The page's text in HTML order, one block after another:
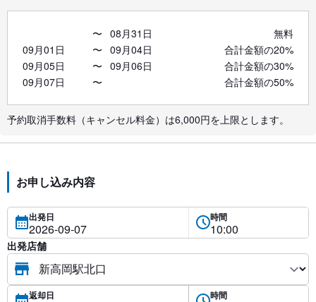
〜 08月31日
無料
09月01日
〜 09月04日
合計金額の20%
09月05日
〜 09月06日
合計金額の30%
09月07日
〜 合計金額の50%
予約取消手数料（キャンセル料金）は6,000円を上限とします。
お申し込み内容
出発日 時間
出発店舗
返却日 時間